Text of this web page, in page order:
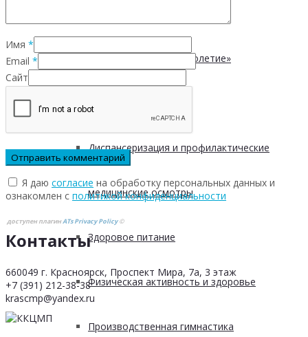
Клуб «Сибирское долголетие»
Здоровый образ жизни
Диспансеризация и профилактические
медицинские осмотры
Здоровое питание
Физическая активность и здоровье
Производственная гимнастика
Имя *
Email *
Сайт
Я даю согласие на обработку персональных данных и
ознакомлен с политикой конфиденциальности
доступен плагинATs Privacy Policy©
Контакты
660049 г. Красноярск, Проспект Мира, 7а, 3 этаж
+7 (391) 212-38-38
krascmp@yandex.ru